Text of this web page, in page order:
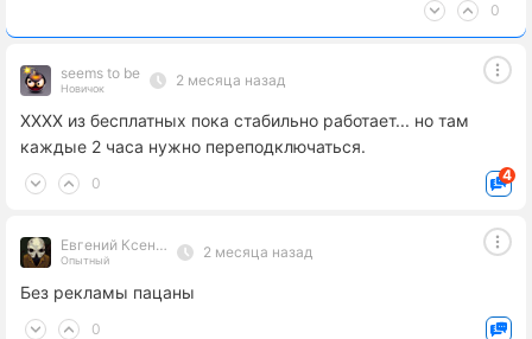
0
seems to be
Новичок 2 месяца назад
XXXX из бесплатных пока стабильно работает... но там
каждые 2 часа нужно переподключаться.
0 4
Евгений Ксенекс
Опытный 2 месяца назад
Без рекламы пацаны
0